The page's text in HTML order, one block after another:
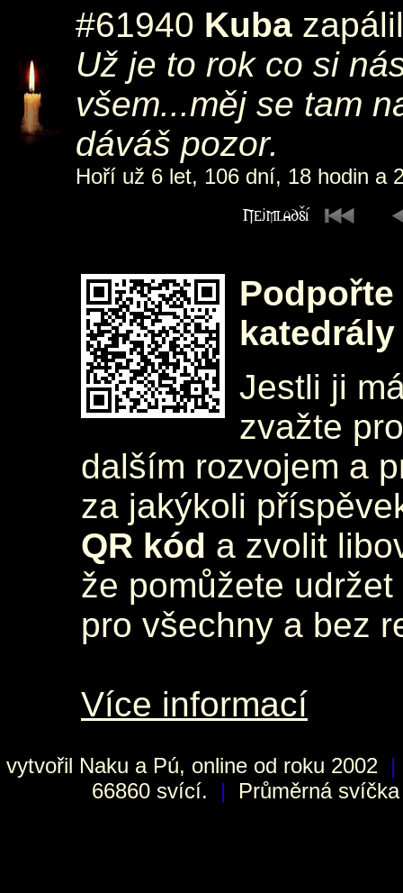
#61940 Kuba
Už je to rok co si
všem...měj se tam
dáváš pozor.
Hoří už 6 let, 106 dní, 18 hodin a
katedrály
Jestli ji
zvažte
dalším rozvojem a
za jakýkoli
QR kód a zvolit
že pomůžete
pro všechny a bez
Více informací
vytvořil Naku a Pú, online od roku 2002 |
66860 svící.
| Průměrná